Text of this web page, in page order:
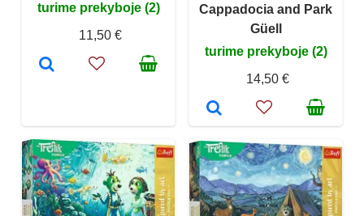
turime prekyboje (2)
11,50 €
Cappadocia and Park
Güell
turime prekyboje (2)
14,50 €